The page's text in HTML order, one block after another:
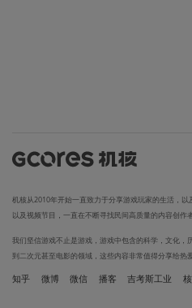
机核从2010年开始一直致力于分享游戏玩家的生活，
以及视频节目，一直在不断寻找民间高质量的内容创作者
我们坚信游戏不止是游戏，游戏中包含的科学，文化
到二次元甚至电影的领域，这些内容非常值得分享给热
知乎 微博 微信 播客 吉考斯工业